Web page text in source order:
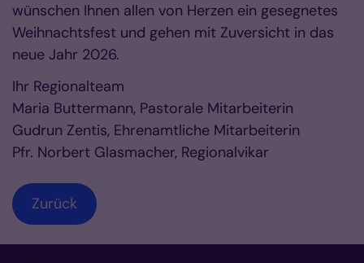
wünschen Ihnen allen von Herzen ein gesegnetes
Weihnachtsfest und gehen mit Zuversicht in das
neue Jahr 2026.
Ihr Regionalteam
Maria Buttermann, Pastorale Mitarbeiterin
Gudrun Zentis, Ehrenamtliche Mitarbeiterin
Pfr. Norbert Glasmacher, Regionalvikar
Zurück